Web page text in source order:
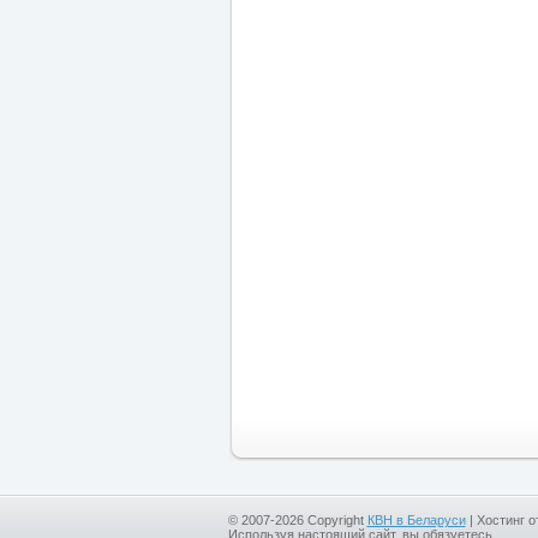
© 2007-2026 Copyright КВН в Беларуси| Хостинг
Используя настоящий сайт, вы обязуетесь